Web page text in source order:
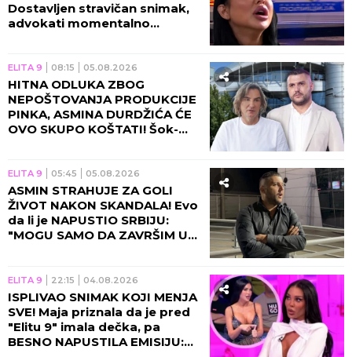
Dostavljen stravičan snimak,
advokati momentalno
ELITA 9 08:15 05.08.2026
HITNA ODLUKA ZBOG
NEPOŠTOVANJA PRODUKCIJE
PINKA, ASMINA DURDŽIĆA ĆE
OVO SKUPO KOŠTATI! Šok-
ELITA 9 05:45 05.08.2026
ASMIN STRAHUJE ZA GOLI
ŽIVOT NAKON SKANDALA! Evo
da li je NAPUSTIO SRBIJU:
"MOGU SAMO DA ZAVRŠIM U
ELITA 9 22:15 04.08.2026
ISPLIVAO SNIMAK KOJI MENJA
SVE! Maja priznala da je pred
"Elitu 9" imala dečka, pa
BESNO NAPUSTILA EMISIJU: